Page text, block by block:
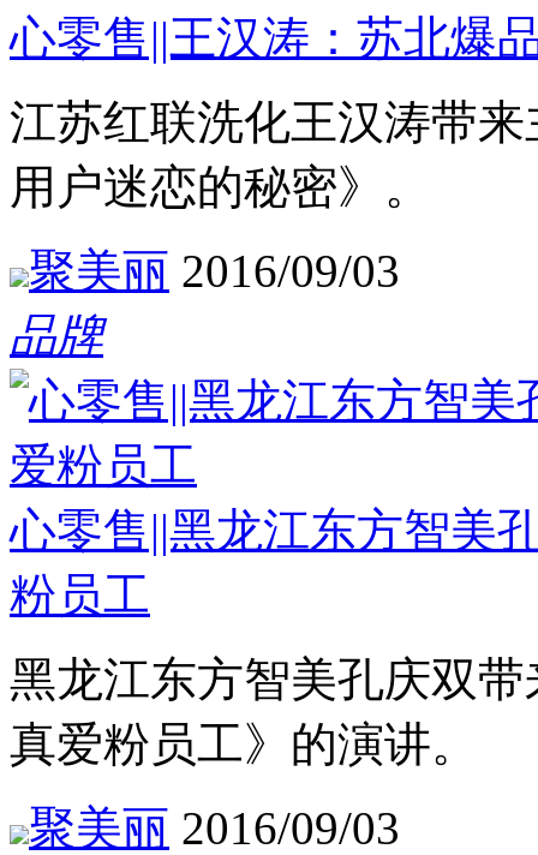
心零售||王汉涛：苏北爆
江苏红联洗化王汉涛带
用户迷恋的秘密》。
聚美丽 2016/09/03
品牌
心零售||黑龙江东方智美
粉员工
黑龙江东方智美孔庆双
真爱粉员工》的演讲。
聚美丽 2016/09/03